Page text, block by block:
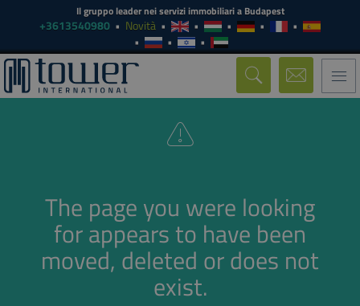
Il gruppo leader nei servizi immobiliari a Budapest
+3613540980 Novità
The page you were looking
for appears to have been
moved, deleted or does not
exist.